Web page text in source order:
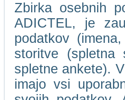
Zbirka osebnih
ADICTEL, je
podatkov
storitve (spletna
spletne ankete).
imajo vsi